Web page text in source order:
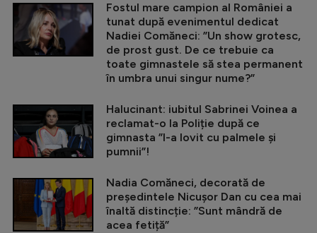
Fostul mare campion al României a
tunat după evenimentul dedicat
Nadiei Comăneci: ”Un show grotesc,
de prost gust. De ce trebuie ca
toate gimnastele să stea permanent
în umbra unui singur nume?”
Halucinant: iubitul Sabrinei Voinea a
reclamat-o la Poliție după ce
gimnasta ”l-a lovit cu palmele și
pumnii”!
Nadia Comăneci, decorată de
președintele Nicușor Dan cu cea mai
înaltă distincție: ”Sunt mândră de
acea fetiță”